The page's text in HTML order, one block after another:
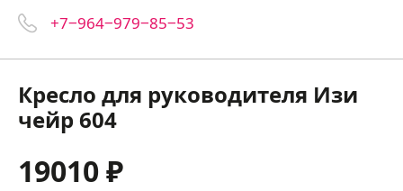
+7‒964‒979‒85‒53
Кресло для руководителя Изи
чейр 604
19010 ₽